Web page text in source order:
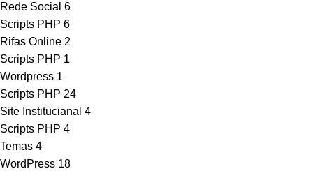
Rede Social 6
Scripts PHP 6
Rifas Online 2
Scripts PHP 1
Wordpress 1
Scripts PHP 24
Site Institucianal 4
Scripts PHP 4
Temas 4
WordPress 18